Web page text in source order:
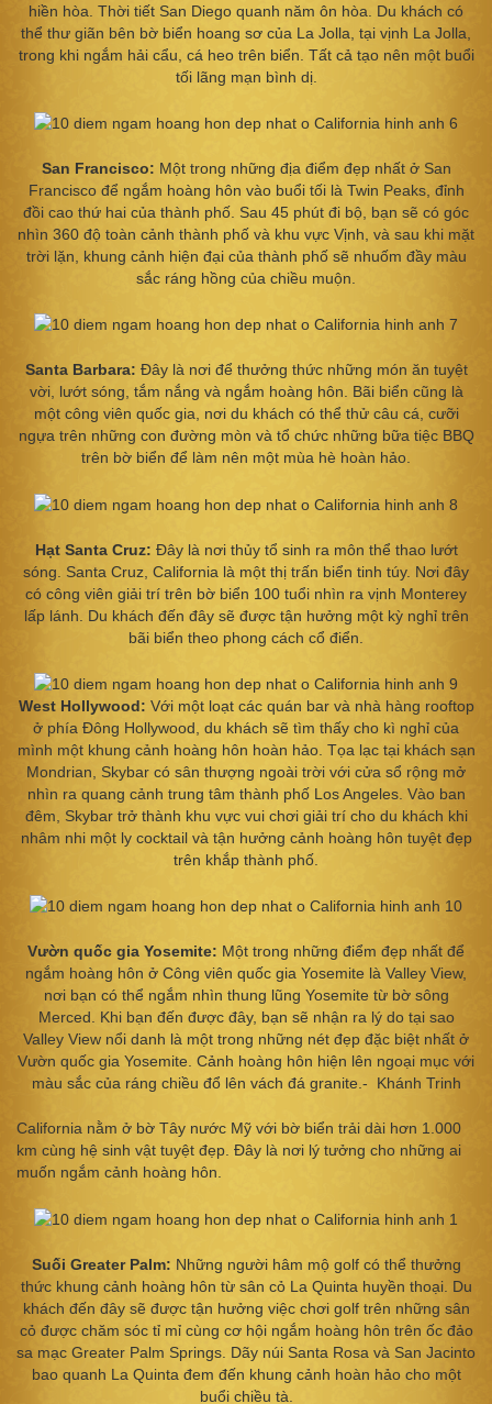
hiền hòa. Thời tiết San Diego quanh năm ôn hòa. Du khách có
thể thư giãn bên bờ biển hoang sơ của La Jolla, tại vịnh La Jolla,
trong khi ngắm hải cẩu, cá heo trên biển. Tất cả tạo nên một buổi
tối lãng mạn bình dị.
San Francisco: Một trong những địa điểm đẹp nhất ở San
Francisco để ngắm hoàng hôn vào buổi tối là Twin Peaks, đỉnh
đồi cao thứ hai của thành phố. Sau 45 phút đi bộ, bạn sẽ có góc
nhìn 360 độ toàn cảnh thành phố và khu vực Vịnh, và sau khi mặt
trời lặn, khung cảnh hiện đại của thành phố sẽ nhuốm đầy màu
sắc ráng hồng của chiều muộn.
Santa Barbara: Đây là nơi để thưởng thức những món ăn tuyệt
vời, lướt sóng, tắm nắng và ngắm hoàng hôn. Bãi biển cũng là
một công viên quốc gia, nơi du khách có thể thử câu cá, cưỡi
ngựa trên những con đường mòn và tổ chức những bữa tiệc BBQ
trên bờ biển để làm nên một mùa hè hoàn hảo.
Hạt Santa Cruz: Đây là nơi thủy tổ sinh ra môn thể thao lướt
sóng. Santa Cruz, California là một thị trấn biển tinh túy. Nơi đây
có công viên giải trí trên bờ biển 100 tuổi nhìn ra vịnh Monterey
lấp lánh. Du khách đến đây sẽ được tận hưởng một kỳ nghỉ trên
bãi biển theo phong cách cổ điển.
WestHollywood: Với một loạt các quán bar và nhà hàng rooftop
ở phía Đông Hollywood, du khách sẽ tìm thấy cho kì nghỉ của
mình một khung cảnh hoàng hôn hoàn hảo. Tọa lạc tại khách sạn
Mondrian, Skybar có sân thượng ngoài trời với cửa sổ rộng mở
nhìn ra quang cảnh trung tâm thành phố Los Angeles. Vào ban
đêm, Skybar trở thành khu vực vui chơi giải trí cho du khách khi
nhâm nhi một ly cocktail và tận hưởng cảnh hoàng hôn tuyệt đẹp
trên khắp thành phố.
Vườn quốc gia Yosemite: Một trong những điểm đẹp nhất để
ngắm hoàng hôn ở Công viên quốc gia Yosemite là Valley View,
nơi bạn có thể ngắm nhìn thung lũng Yosemite từ bờ sông
Merced. Khi bạn đến được đây, bạn sẽ nhận ra lý do tại sao
Valley View nổi danh là một trong những nét đẹp đặc biệt nhất ở
Vườn quốc gia Yosemite. Cảnh hoàng hôn hiện lên ngoại mục với
màu sắc của ráng chiều đổ lên vách đá granite.- Khánh Trinh
California nằm ở bờ Tây nước Mỹ với bờ biển trải dài hơn 1.000
km cùng hệ sinh vật tuyệt đẹp. Đây là nơi lý tưởng cho những ai
muốn ngắm cảnh hoàng hôn.
Suối Greater Palm: Những người hâm mộ golf có thể thưởng
thức khung cảnh hoàng hôn từ sân cỏ La Quinta huyền thoại. Du
khách đến đây sẽ được tận hưởng việc chơi golf trên những sân
cỏ được chăm sóc tỉ mỉ cùng cơ hội ngắm hoàng hôn trên ốc đảo
sa mạc Greater Palm Springs. Dãy núi Santa Rosa và San Jacinto
bao quanh La Quinta đem đến khung cảnh hoàn hảo cho một
buổi chiều tà.